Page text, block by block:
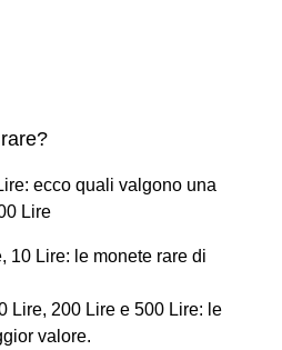
ecco quali valgono una
Lire
10 Lire: le monete rare di
Lire, 200 Lire e 500 Lire: le
valore.